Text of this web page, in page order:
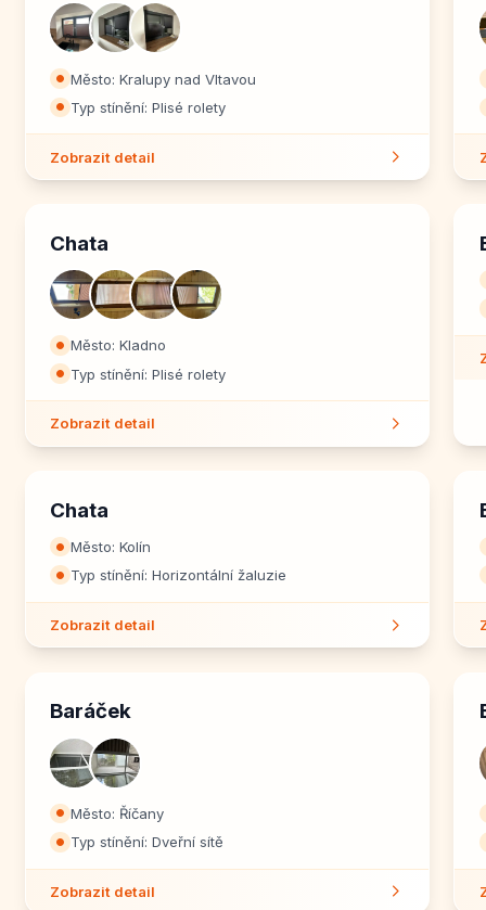
⏺ Město: Kralupy nad Vltavou
⏺ Typ stínění: Plisé rolety
Zobrazit detail
Chata
⏺ Město: Kladno
⏺ Typ stínění: Plisé rolety
Zobrazit detail
Chata
⏺ Město: Kolín
⏺ Typ stínění: Horizontální žaluzie
Zobrazit detail
Baráček
⏺ Město: Říčany
⏺ Typ stínění: Dveřní sítě
Zobrazit detail